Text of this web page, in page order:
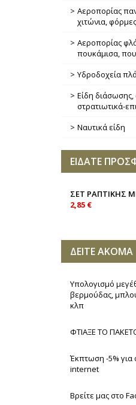
Αεροπορίας
χιτώνια, φόρμες
Αεροπορίας
πουκάμισα,
Υδροδοχεία
Είδη
στρατιωτικά-
Ναυτικά είδη
ΕΙΔΑΤΕ
ΣΕΤ ΡΑΠΤΙΚΗΣ
2,85 €
ΔΕΙΤΕ ΑΚΟΜΑ
Υπολογισμό
βερμούδας,
κλπ
ΦΤΙΑΞΕ ΤΟ
Έκπτωση -5%
internet
Βρείτε μας στο